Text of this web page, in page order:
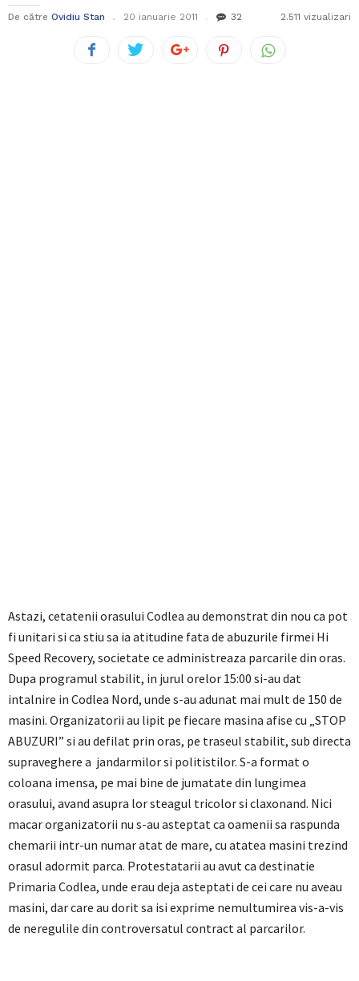
De către Ovidiu Stan 20 ianuarie 2011 32 2.511 vizualizari
Astazi, cetatenii orasului Codlea au demonstrat din nou ca pot
fi unitari si ca stiu sa ia atitudine fata de abuzurile firmei Hi
Speed Recovery, societate ce administreaza parcarile din oras.
Dupa programul stabilit, in jurul orelor 15:00 si-au dat
intalnire in Codlea Nord, unde s-au adunat mai mult de 150 de
masini. Organizatorii au lipit pe fiecare masina afise cu „STOP
ABUZURI” si au defilat prin oras, pe traseul stabilit, sub directa
supraveghere a jandarmilor si politistilor. S-a format o
coloana imensa, pe mai bine de jumatate din lungimea
orasului, avand asupra lor steagul tricolor si claxonand. Nici
macar organizatorii nu s-au asteptat ca oamenii sa raspunda
chemarii intr-un numar atat de mare, cu atatea masini trezind
orasul adormit parca. Protestatarii au avut ca destinatie
Primaria Codlea, unde erau deja asteptati de cei care nu aveau
masini, dar care au dorit sa isi exprime nemultumirea vis-a-vis
de neregulile din controversatul contract al parcarilor.